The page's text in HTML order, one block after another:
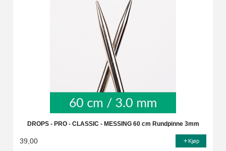
DROPS - PRO - CLASSIC - MESSING 60 cm Rundpinne 3mm
39,00 Kjøp